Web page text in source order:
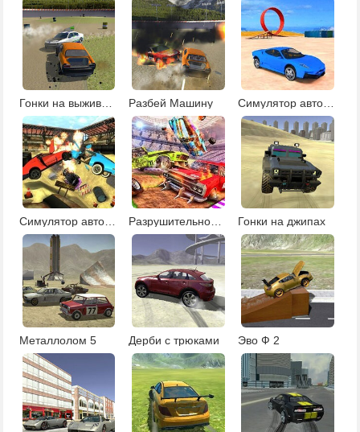
Гонки на выживание Разбей Машину Симулятор автомобиля
Симулятор автокатастроф Разрушительное дерби Гонки на джипах
Металлолом 5 Дерби с трюками Эво Ф 2